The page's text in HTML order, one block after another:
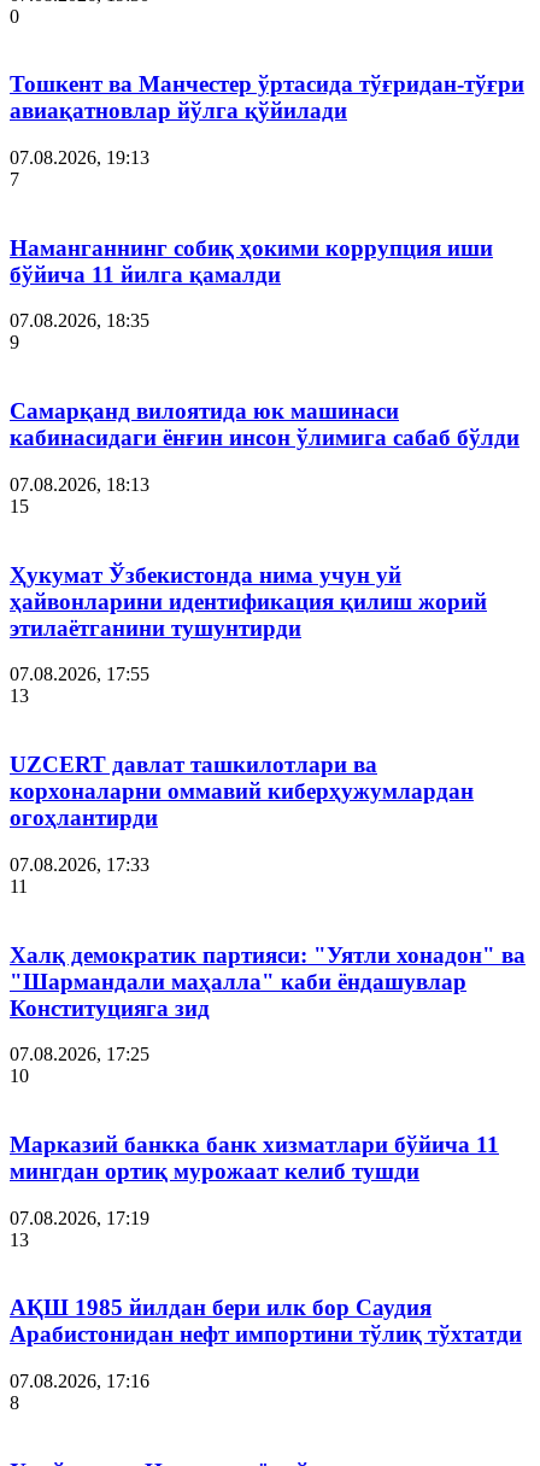
0
Тошкент ва Манчестер ўртасида тўғридан-тўғри
авиақатновлар йўлга қўйилади
07.08.2026, 19:13
7
Наманганнинг собиқ ҳокими коррупция иши
бўйича 11 йилга қамалди
07.08.2026, 18:35
9
Самарқанд вилоятида юк машинаси
кабинасидаги ёнғин инсон ўлимига сабаб бўлди
07.08.2026, 18:13
15
Ҳукумат Ўзбекистонда нима учун уй
ҳайвонларини идентификация қилиш жорий
этилаётганини тушунтирди
07.08.2026, 17:55
13
UZCERT давлат ташкилотлари ва
корхоналарни оммавий киберҳужумлардан
огоҳлантирди
07.08.2026, 17:33
11
Халқ демократик партияси: "Уятли хонадон" ва
"Шармандали маҳалла" каби ёндашувлар
Конституцияга зид
07.08.2026, 17:25
10
Марказий банкка банк хизматлари бўйича 11
мингдан ортиқ мурожаат келиб тушди
07.08.2026, 17:19
13
АҚШ 1985 йилдан бери илк бор Саудия
Арабистонидан нефт импортини тўлиқ тўхтатди
07.08.2026, 17:16
8